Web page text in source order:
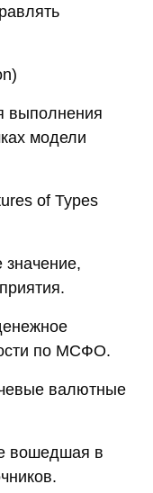
выполнения
модели
of Types
значение,
по МСФО.
валютные
вошедшая в